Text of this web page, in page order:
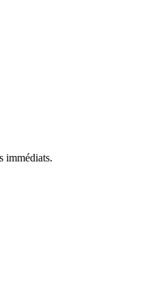
immédiats.